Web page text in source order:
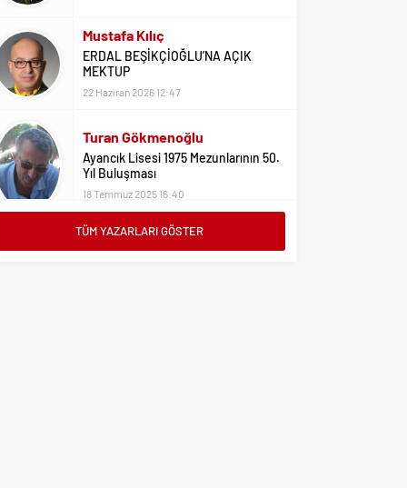
22 Haziran 2026 12:47
18 Temmuz 2025 16:40
Adil Yıldız
Sırtladı
TÜM YAZARLARI GÖSTER